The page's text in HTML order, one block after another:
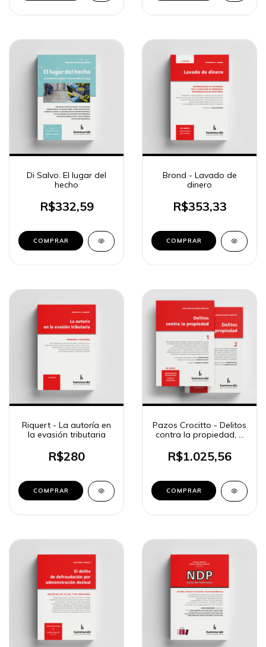
Di Salvo. El lugar del
hecho
R$332,59
COMPRAR
Brond - Lavado de
dinero
R$353,33
COMPRAR
Riquert - La autoría en
la evasión tributaria
R$280
COMPRAR
Pazos Crocitto - Delitos
contra la propiedad, 2
R$1.025,56
COMPRAR